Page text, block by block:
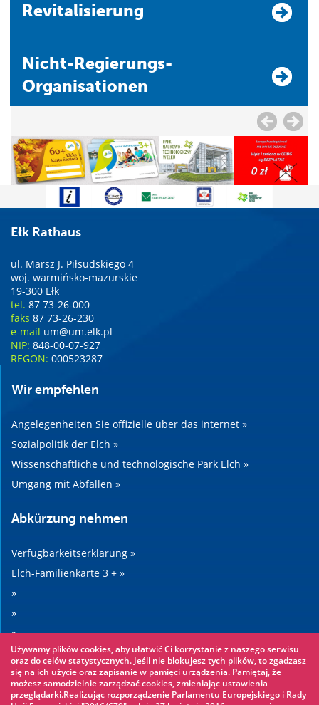
Revitalisierung
Nicht-Regierungs-
Organisationen
Ełk Rathaus
ul. Marsz J. Piłsudskiego 4
woj. warmińsko-mazurskie
19-300 Ełk
tel. 87 73-26-000
faks 87 73-26-230
e-mail um@um.elk.pl
NIP: 848-00-07-927
REGON: 000523287
Wir empfehlen
Angelegenheiten Sie offizielle über das internet »
Sozialpolitik der Elch »
Wissenschaftliche und technologische Park Elch »
Umgang mit Abfällen »
Abkürzung nehmen
Verfügbarkeitserklärung »
Elch-Familienkarte 3 + »
»
»
»
»
Sehenswertes
Używamy plików cookies, aby ułatwić Ci korzystanie z naszego serwisu
oraz do celów statystycznych. Jeśli nie blokujesz tych plików, to zgadzasz
się na ich użycie oraz zapisanie w pamięci urządzenia. Pamiętaj, że
możesz samodzielnie zarządzać cookies, zmieniając ustawienia
przeglądarki.Realizując rozporządzenie Parlamentu Europejskiego i Rady